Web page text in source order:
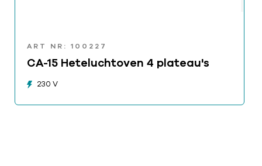
ART NR: 100227
CA-15 Heteluchtoven 4 plateau's
230 V